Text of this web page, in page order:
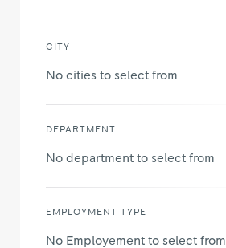
CITY
No cities to select from
DEPARTMENT
No department to select from
EMPLOYMENT TYPE
No Employement to select from